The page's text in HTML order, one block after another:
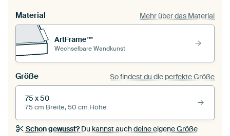
Material Mehr über das Material
ArtFrame™
Wechselbare Wandkunst
Größe So findest du die perfekte Größe
75 x 50
75 cm Breite, 50 cm Höhe
Schon gewusst?Du kannst auch deine eigene Größe